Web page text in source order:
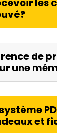
les
de
une
et